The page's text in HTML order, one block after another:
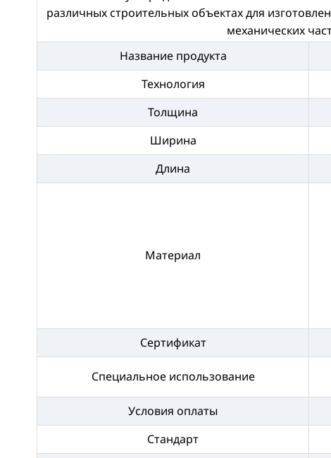
различных строительных объектах для
механических
Название продукта
Технология
Толщина
Ширина
Длина
Материал
Сертификат
Специальное использование
Условия оплаты
Стандарт